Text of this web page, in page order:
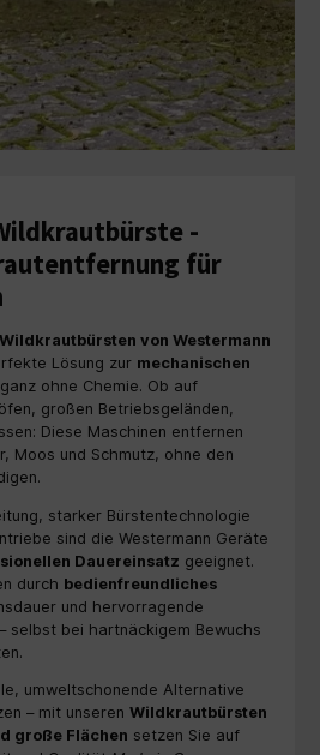
-
für
Wildkrautbürsten von Westermann
Lösung zur mechanischen
ohne Chemie. Ob auf
großen Betriebsgeländen,
Diese Maschinen entfernen
Moos und Schmutz, ohne den
starker Bürstentechnologie
sind die Westermann Geräte
Dauereinsatz geeignet.
durch bedienfreundliches
und hervorragende
selbst bei hartnäckigem Bewuchs
umweltschonende Alternative
– mit unseren Wildkrautbürsten
große Flächen setzen Sie auf